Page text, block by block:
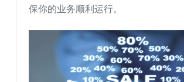
保你的业务顺利运行。